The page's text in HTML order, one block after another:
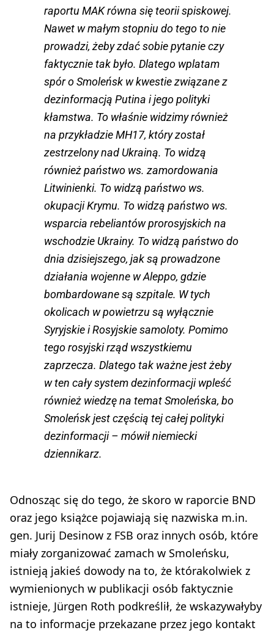
raportu MAK równa się teorii spiskowej.
Nawet w małym stopniu do tego to nie
prowadzi, żeby zdać sobie pytanie czy
faktycznie tak było. Dlatego wplatam
spór o Smoleńsk w kwestie związane z
dezinformacją Putina i jego polityki
kłamstwa. To właśnie widzimy również
na przykładzie MH17, który został
zestrzelony nad Ukrainą. To widzą
również państwo ws. zamordowania
Litwinienki. To widzą państwo ws.
okupacji Krymu. To widzą państwo ws.
wsparcia rebeliantów prorosyjskich na
wschodzie Ukrainy. To widzą państwo do
dnia dzisiejszego, jak są prowadzone
działania wojenne w Aleppo, gdzie
bombardowane są szpitale. W tych
okolicach w powietrzu są wyłącznie
Syryjskie i Rosyjskie samoloty. Pomimo
tego rosyjski rząd wszystkiemu
zaprzecza. Dlatego tak ważne jest żeby
w ten cały system dezinformacji wpleść
również wiedzę na temat Smoleńska, bo
Smoleńsk jest częścią tej całej polityki
dezinformacji – mówił niemiecki
dziennikarz.
Odnosząc się do tego, że skoro w raporcie BND
oraz jego książce pojawiają się nazwiska m.in.
gen. Jurij Desinow z FSB oraz innych osób, które
miały zorganizować zamach w Smoleńsku,
istnieją jakieś dowody na to, że którakolwiek z
wymienionych w publikacji osób faktycznie
istnieje, Jürgen Roth podkreślił, że wskazywałyby
na to informacje przekazane przez jego kontakt